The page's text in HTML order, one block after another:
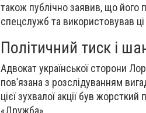
також публічно заявив, що його
спецслужб та використовував
Політичний тиск і
Адвокат української сторони
пов’язана з розслідуванням
цієї зухвалої акції був
«Дружба».